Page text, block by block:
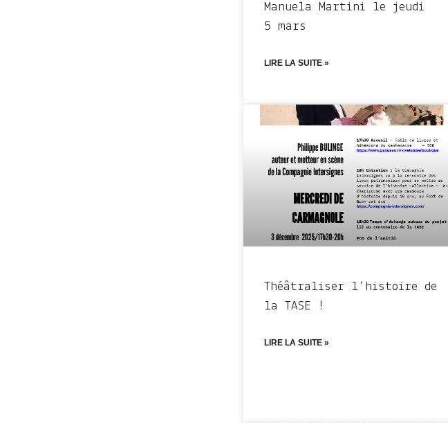
Manuela Martini le jeudi
5 mars
LIRE LA SUITE »
Théâtraliser l’histoire de
la TASE !
LIRE LA SUITE »